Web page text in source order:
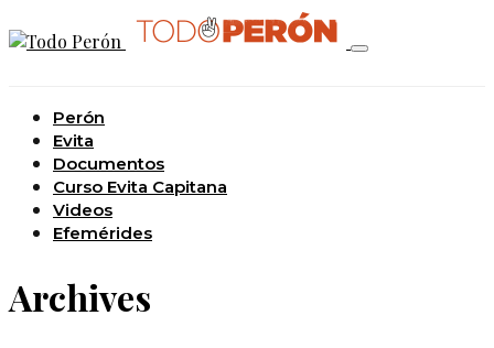
Perón
Evita
Documentos
Curso Evita Capitana
Videos
Efemérides
Archives